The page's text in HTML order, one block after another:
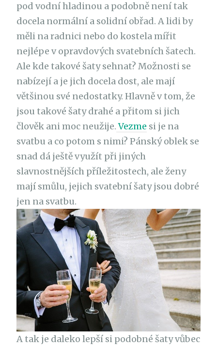
pod vodní hladinou a podobně není tak
docela normální a solidní obřad. A lidi by
měli na radnici nebo do kostela mířit
nejlépe v opravdových svatebních šatech.
Ale kde takové šaty sehnat? Možnosti se
nabízejí a je jich docela dost, ale mají
většinou své nedostatky. Hlavně v tom, že
jsou takové šaty drahé a přitom si jich
člověk ani moc neužije.Vezme si je na
svatbu a co potom s nimi? Pánský oblek se
snad dá ještě využít při jiných
slavnostnějších příležitostech, ale ženy
mají smůlu, jejich svatební šaty jsou dobré
jen na svatbu.
A tak je daleko lepší si podobné šaty vůbec